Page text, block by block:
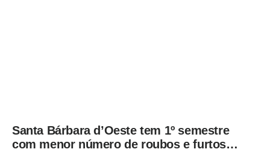
Santa Bárbara d’Oeste tem 1º semestre
com menor número de roubos e furtos